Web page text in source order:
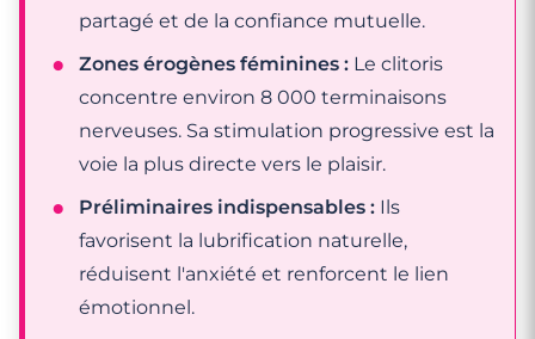
partagé et de la confiance mutuelle.
Zones érogènes féminines :Le clitoris
concentre environ 8 000 terminaisons
nerveuses. Sa stimulation progressive est la
voie la plus directe vers le plaisir.
Préliminaires indispensables :Ils
favorisent la lubrification naturelle,
réduisent l'anxiété et renforcent le lien
émotionnel.